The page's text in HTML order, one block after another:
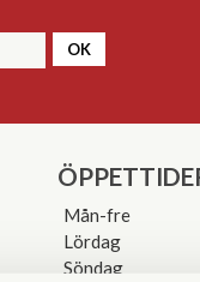
OK
Mån-fre
Lördag
Söndag